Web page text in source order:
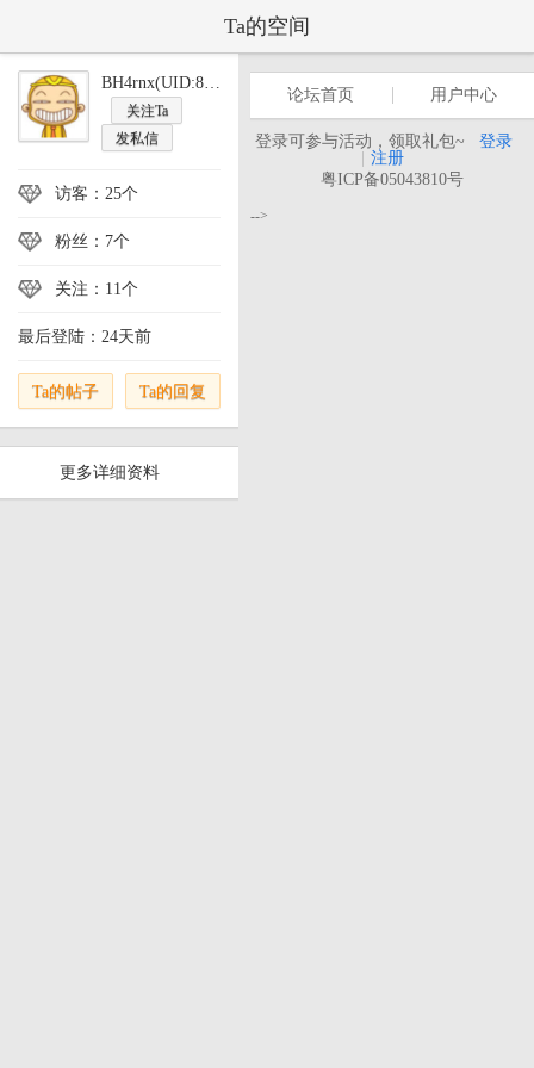
Ta的空间
BH4rnx(UID:82476)
关注Ta
发私信
访客：25个
粉丝：7个
关注：11个
最后登陆：24天前
Ta的帖子 Ta的回复
更多详细资料
论坛首页 用户中心
登录可参与活动，领取礼包~
登录
注册
粤ICP备05043810号
-->